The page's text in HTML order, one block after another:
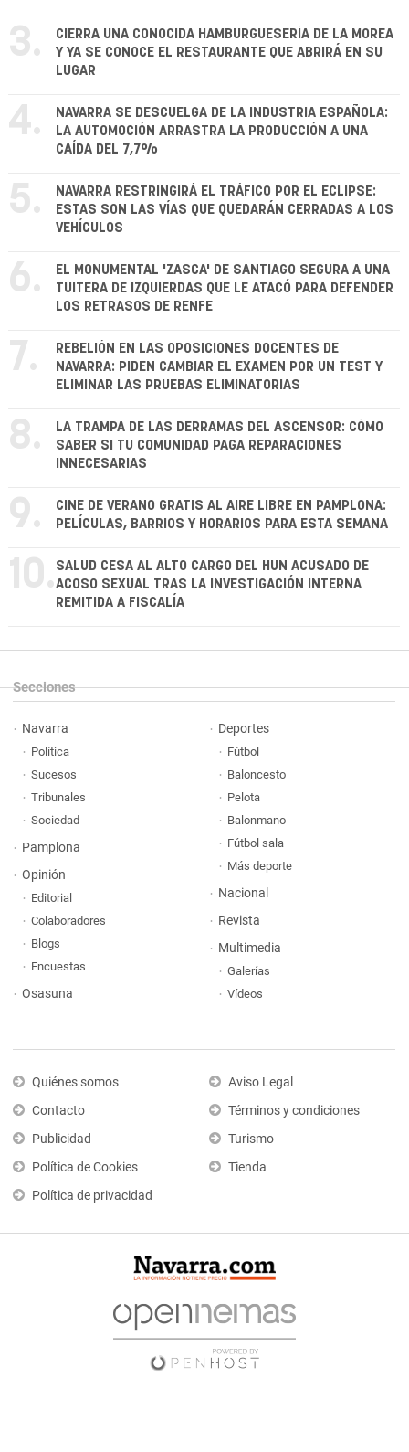
3.
CIERRA UNA CONOCIDA HAMBURGUESERÍA DE LA MOREA
Y YA SE CONOCE EL RESTAURANTE QUE ABRIRÁ EN SU
LUGAR
4.
NAVARRA SE DESCUELGA DE LA INDUSTRIA ESPAÑOLA:
LA AUTOMOCIÓN ARRASTRA LA PRODUCCIÓN A UNA
CAÍDA DEL 7,7%
5.
NAVARRA RESTRINGIRÁ EL TRÁFICO POR EL ECLIPSE:
ESTAS SON LAS VÍAS QUE QUEDARÁN CERRADAS A LOS
VEHÍCULOS
6.
EL MONUMENTAL 'ZASCA' DE SANTIAGO SEGURA A UNA
TUITERA DE IZQUIERDAS QUE LE ATACÓ PARA DEFENDER
LOS RETRASOS DE RENFE
7.
REBELIÓN EN LAS OPOSICIONES DOCENTES DE
NAVARRA: PIDEN CAMBIAR EL EXAMEN POR UN TEST Y
ELIMINAR LAS PRUEBAS ELIMINATORIAS
8.
LA TRAMPA DE LAS DERRAMAS DEL ASCENSOR: CÓMO
SABER SI TU COMUNIDAD PAGA REPARACIONES
INNECESARIAS
9.
CINE DE VERANO GRATIS AL AIRE LIBRE EN PAMPLONA:
PELÍCULAS, BARRIOS Y HORARIOS PARA ESTA SEMANA
10. SALUD CESA AL ALTO CARGO DEL HUN ACUSADO DE
ACOSO SEXUAL TRAS LA INVESTIGACIÓN INTERNA
REMITIDA A FISCALÍA
Secciones
Navarra
Política
Sucesos
Tribunales
Sociedad
Pamplona
Opinión
Editorial
Colaboradores
Blogs
Encuestas
Osasuna
Deportes
Fútbol
Baloncesto
Pelota
Balonmano
Fútbol sala
Más deporte
Nacional
Revista
Multimedia
Galerías
Vídeos
Quiénes somos
Contacto
Publicidad
Política de Cookies
Política de privacidad
Aviso Legal
Términos y condiciones
Turismo
Tienda